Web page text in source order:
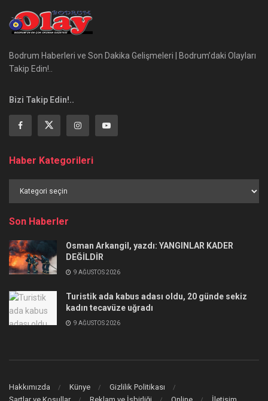
Bodrum Haberleri ve Son Dakika Gelişmeleri | Bodrum’daki Olayları
Takip Edin!..
Bizi Takip Edin!..
Haber Kategorileri
Kategorileri
Son Haberler
Osman Arkangil, yazdı: YANGINLAR KADER
DEĞİLDİR
9 AĞUSTOS 2026
Turistik ada kabus adası oldu, 20 günde sekiz
kadın tecavüze uğradı
9 AĞUSTOS 2026
Hakkımızda Künye
Gizlilik Politikası